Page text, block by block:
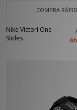
COMPRA
Nike Victori One
Slides